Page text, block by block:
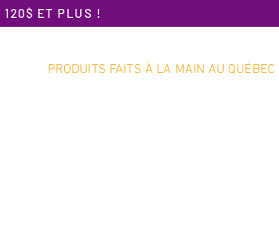
120$ ET PLUS !
PRODUITS FAITS À LA MAIN AU QUÉBEC